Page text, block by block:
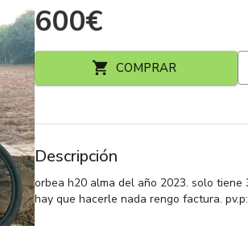
600€
COMPRAR
Descripción
orbea h20 alma del año 2023. solo
hay que hacerle nada rengo factura.